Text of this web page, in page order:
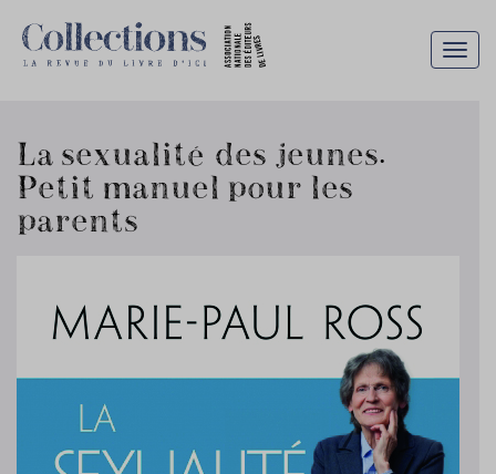
La sexualité des jeunes.
Petit manuel pour les
parents